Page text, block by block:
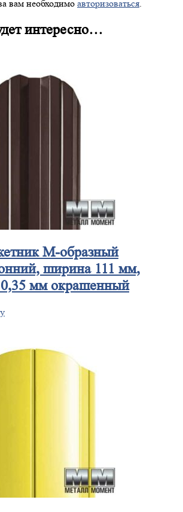
вам необходимо авторизоваться
интересно…
М-образный
ширина 111 мм,
мм окрашенный